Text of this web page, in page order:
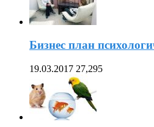
Бизнес план
19.03.2017 27,295